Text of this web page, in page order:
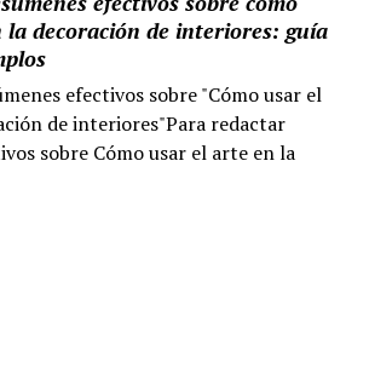
decoración de interiores: guía
efectivos sobre "Cómo usar el
de interiores"Para redactar
sobre Cómo usar el arte en la